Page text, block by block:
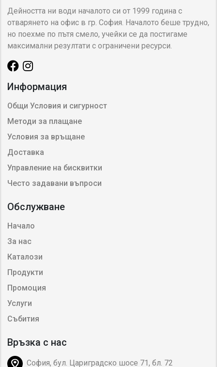
Дейността ни води началото си от 1999 година с
отварянето на офис в гр. София. Началото беше трудно,
но поехме по пътя смело, учейки се да постигаме
максимални резултати с ограничени ресурси.
Информация
Общи Условия и сигурност
Методи за плащане
Условия за връщане
Доставка
Управление на бисквитки
Често задавани въпроси
Обслужване
Начало
За нас
Каталози
Продукти
Промоция
Услуги
Събития
Връзка с нас
София, бул. Цариградско шосе 71, бл. 72